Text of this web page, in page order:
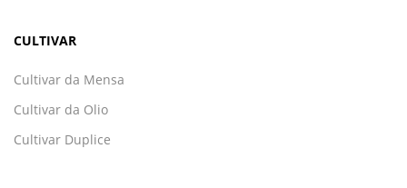
CULTIVAR
Cultivar da Mensa
Cultivar da Olio
Cultivar Duplice